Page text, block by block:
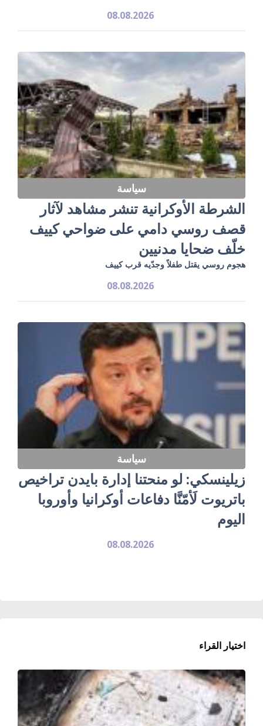
08.08.2026
سياسة
الشرطة الأوكرانية تنشر مشاهد لآثار
قصف روسي دامي على ضواحي كييف
خلّف ضحايا مدنيين
هجوم روسي يقتل طفلاً وجدّيه قرب كييف
08.08.2026
سياسة
زيلينسكي: لو منحتنا إدارة بايدن تراخيص
باتريوت لَأمّنَّا دفاعات أوكرانيا وأوروبا
اليوم
08.08.2026
اختيار القراء